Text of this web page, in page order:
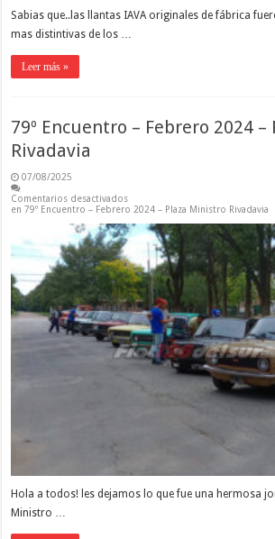
Sabias que..las llantas IAVA originales de fábrica
mas distintivas de los …
Leer más »
79º Encuentro – Febrero 2024
Rivadavia
07/08/2025
Comentarios desactivados
en 79º Encuentro – Febrero 2024 – Plaza Ministro Rivadavia
Hola a todos! les dejamos lo que fue una hermosa
Ministro …